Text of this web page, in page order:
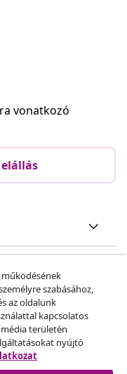
vonatkozó
szabásához,
az oldalunk
kapcsolatos
területén
nyújtó